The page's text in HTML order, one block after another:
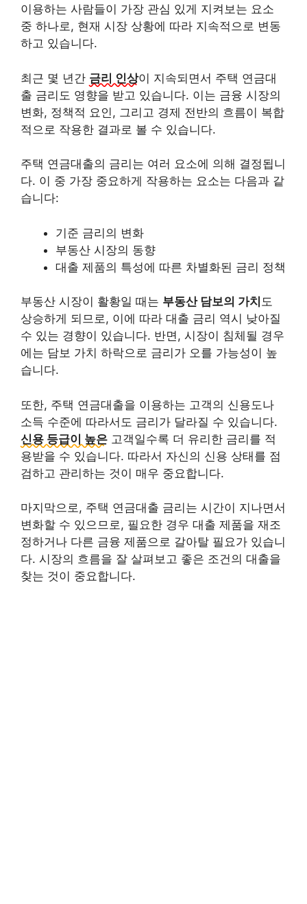
이용하는 사람들이 가장 관심 있게 지켜보는 요소
중 하나로, 현재 시장 상황에 따라 지속적으로 변동
하고 있습니다.
최근 몇 년간 금리 인상이 지속되면서 주택 연금대
출 금리도 영향을 받고 있습니다. 이는 금융 시장의
변화, 정책적 요인, 그리고 경제 전반의 흐름이 복합
적으로 작용한 결과로 볼 수 있습니다.
주택 연금대출의 금리는 여러 요소에 의해 결정됩니
다. 이 중 가장 중요하게 작용하는 요소는 다음과 같
습니다:
기준 금리의 변화
부동산 시장의 동향
대출 제품의 특성에 따른 차별화된 금리 정책
부동산 시장이 활황일 때는 부동산 담보의 가치 도
상승하게 되므로, 이에 따라 대출 금리 역시 낮아질
수 있는 경향이 있습니다. 반면, 시장이 침체될 경우
에는 담보 가치 하락으로 금리가 오를 가능성이 높
습니다.
또한, 주택 연금대출을 이용하는 고객의 신용도나
소득 수준에 따라서도 금리가 달라질 수 있습니다.
신용 등급이 높은 고객일수록 더 유리한 금리를 적
용받을 수 있습니다. 따라서 자신의 신용 상태를 점
검하고 관리하는 것이 매우 중요합니다.
마지막으로, 주택 연금대출 금리는 시간이 지나면서
변화할 수 있으므로, 필요한 경우 대출 제품을 재조
정하거나 다른 금융 제품으로 갈아탈 필요가 있습니
다. 시장의 흐름을 잘 살펴보고 좋은 조건의 대출을
찾는 것이 중요합니다.